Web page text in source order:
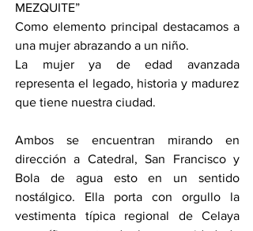
MEZQUITE”
Como elemento principal destacamos a
una mujer abrazando a un niño.
La mujer ya de edad avanzada
representa el legado, historia y madurez
que tiene nuestra ciudad.
Ambos se encuentran mirando en
dirección a Catedral, San Francisco y
Bola de agua esto en un sentido
nostálgico. Ella porta con orgullo la
vestimenta típica regional de Celaya